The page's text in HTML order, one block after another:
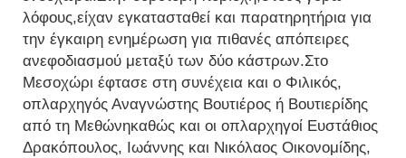
λόφους,είχαν εγκατασταθεί και παρατηρητήρια για
την έγκαιρη ενημέρωση για πιθανές απόπειρες
ανεφοδιασμού μεταξύ των δύο κάστρων.Στο
Μεσοχώρι έφτασε στη συνέχεια και ο Φιλικός,
οπλαρχηγός Αναγνώστης Βουτιέρος ή Βουτιερίδης
από τη Μεθώνηκαθώς και οι οπλαρχηγοί Ευστάθιος
Δρακόπουλος, Ιωάννης και Νικόλαος Οικονομίδης,